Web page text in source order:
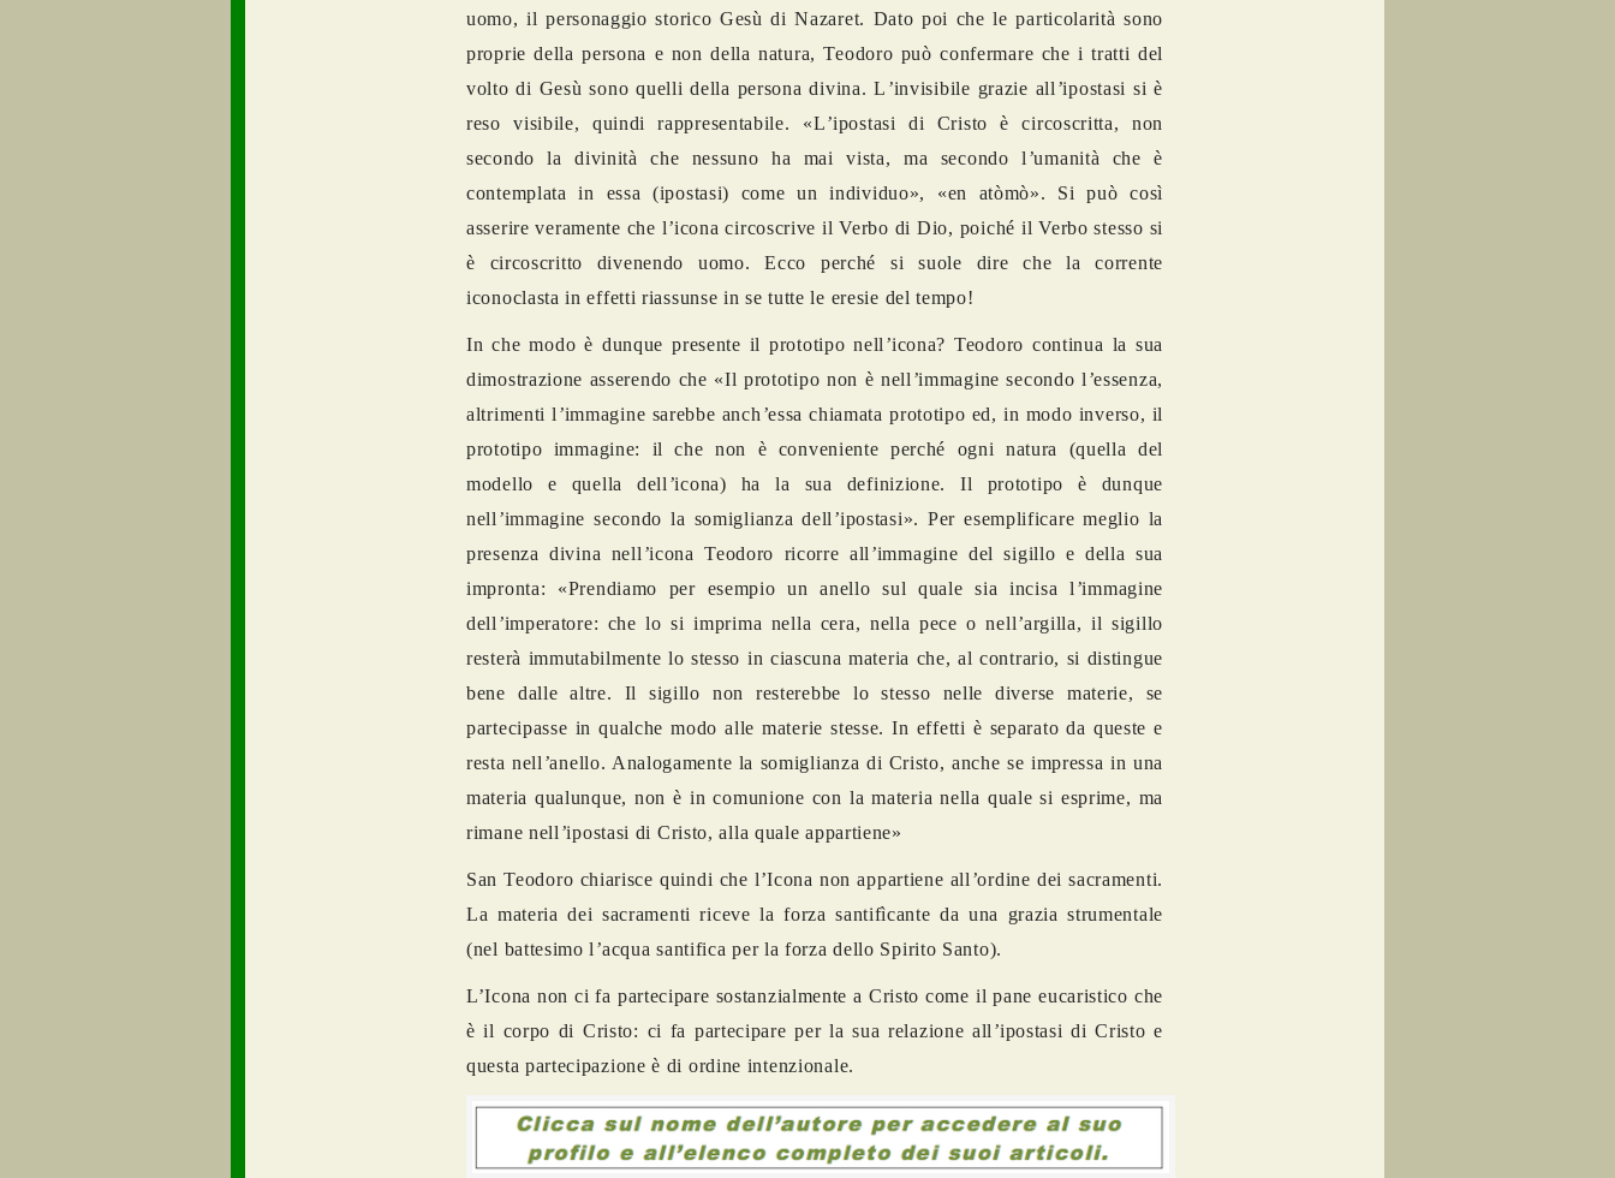
uomo, il personaggio storico Gesù di Nazaret. Dato poi che le particolaritàsono
proprie della persona e non della natura, Teodoro può confermare che i tratti del
volto di Gesù sono quelli della persona divina. L ’invisibile grazie all ’ipostasi si è
reso visibile, quindi rappresentabile. «L’ipostasi di Cristo è circoscritta, non
secondo la divinitàche nessuno ha mai vista, ma secondo l ’umanità che è
contemplata in essa (ipostasi) come un individuo», «en atòmò». Si può così
asserire veramente che l’icona circoscrive il Verbo di Dio, poiché il Verbo stesso si
è circoscritto divenendo uomo. Ecco perché si suole dire che la corrente
iconoclasta in effetti riassunse in se tutte le eresie del tempo!
In che modo è dunque presente il prototipo nell ’icona? Teodoro continua la sua
dimostrazione asserendo che «Il prototipo non è nell ’immagine secondo l ’essenza,
altrimenti l ’immagine sarebbe anch ’essa chiamata prototipo ed, in modo inverso, il
prototipo immagine: il che non è conveniente perché ogni natura (quella del
modello e quella dell ’icona) ha la sua definizione. Il prototipo è dunque
nell ’immagine secondo la somiglianza dell ’ipostasi». Per esemplificare meglio la
presenza divina nell ’icona Teodoro ricorre all ’immagine del sigillo e della sua
impronta: «Prendiamo per esempio un anello sul quale sia incisa l ’immagine
dell ’imperatore: che lo si imprima nella cera, nella pece o nell’argilla, il sigillo
resterà immutabilmente lo stesso in ciascuna materia che, al contrario, si distingue
bene dalle altre. Il sigillo non resterebbe lo stesso nelle diverse materie, se
partecipasse in qualche modo alle materie stesse. In effetti è separato da queste e
resta nell ’anello. Analogamente la somiglianza di Cristo, anche se impressa in una
materia qualunque, non è in comunione con la materia nella quale si esprime, ma
rimane nell ’ipostasi di Cristo, alla quale appartiene»
San Teodoro chiarisce quindi che l’Icona non appartiene all ’ordine dei sacramenti.
La materia dei sacramenti riceve la forza santifìcante da una grazia strumentale
(nel battesimo l ’acqua santifica per la forza dello Spirito Santo).
L’Icona non ci fa partecipare sostanzialmente a Cristo come il pane eucaristico che
è il corpo di Cristo: ci fa partecipare per la sua relazione all ’ipostasi di Cristo e
questa partecipazione è di ordine intenzionale.